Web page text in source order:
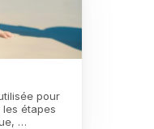
pour
étapes